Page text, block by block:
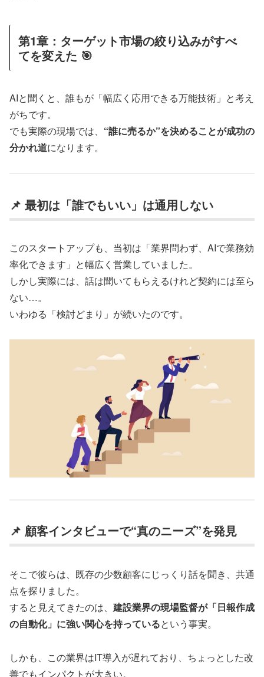
第1章：ターゲット市場の絞り込みがすべ
てを変えた 🎯
AIと聞くと、誰もが「幅広く応用できる万能技術」と考え
がちです。
でも実際の現場では、 “誰に売るか”を決めることが成功の
分かれ道になります。
📌 最初は「誰でもいい」は通用しない
このスタートアップも、当初は「業界問わず、AIで業務効
率化できます」と幅広く営業していました。
しかし実際には、話は聞いてもらえるけれど契約には至ら
ない…。
いわゆる「検討どまり」が続いたのです。
📌 顧客インタビューで“真のニーズ”を発見
そこで彼らは、既存の少数顧客にじっくり話を聞き、共通
点を探りました。
すると見えてきたのは、 建設業界の現場監督が「日報作成
の自動化」に強い関心を持っているという事実。
しかも、この業界はIT導入が遅れており、ちょっとした改
善でもインパクトが大きい。